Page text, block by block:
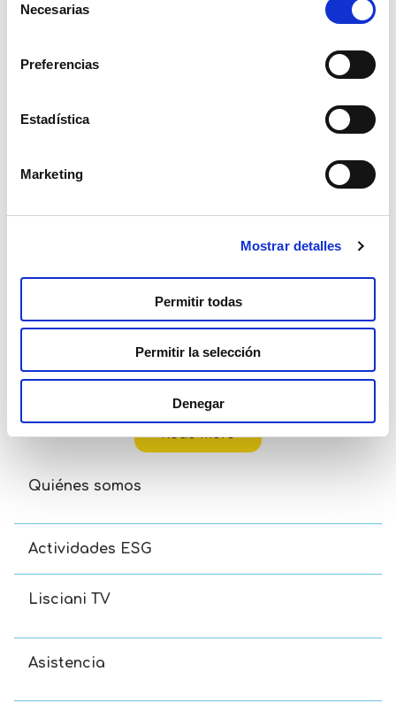
Necesarias
Preferencias
Estadística
Marketing
Mostrar detalles
Permitir todas
Permitir la selección
Denegar
helpdesk.liscianigroup.com
Read more
Quiénes somos
Actividades ESG
Lisciani TV
Asistencia